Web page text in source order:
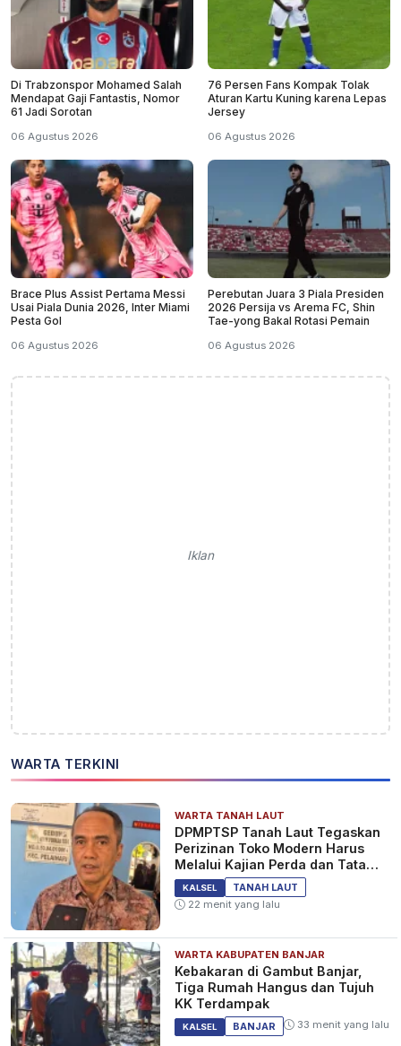
Di Trabzonspor Mohamed Salah
Mendapat Gaji Fantastis, Nomor
61 Jadi Sorotan
06 Agustus 2026
76 Persen Fans Kompak Tolak
Aturan Kartu Kuning karena Lepas
Jersey
06 Agustus 2026
Brace Plus Assist Pertama Messi
Usai Piala Dunia 2026, Inter Miami
Pesta Gol
06 Agustus 2026
Perebutan Juara 3 Piala Presiden
2026 Persija vs Arema FC, Shin
Tae-yong Bakal Rotasi Pemain
06 Agustus 2026
Iklan
WARTA TERKINI
WARTA TANAH LAUT
DPMPTSP Tanah Laut Tegaskan
Perizinan Toko Modern Harus
Melalui Kajian Perda dan Tata
Ruang
KALSEL
TANAH LAUT
22 menit yang lalu
WARTA KABUPATEN BANJAR
Kebakaran di Gambut Banjar,
Tiga Rumah Hangus dan Tujuh
KK Terdampak
KALSEL BANJAR 33 menit yang lalu